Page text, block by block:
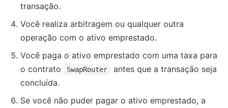
transação.
Você realiza arbitragem ou qualquer outra
operação com o ativo emprestado.
Você paga o ativo emprestado com uma taxa para
o contrato
SwapRouter
antes que a transação seja
concluída.
Se você não puder pagar o ativo emprestado, a